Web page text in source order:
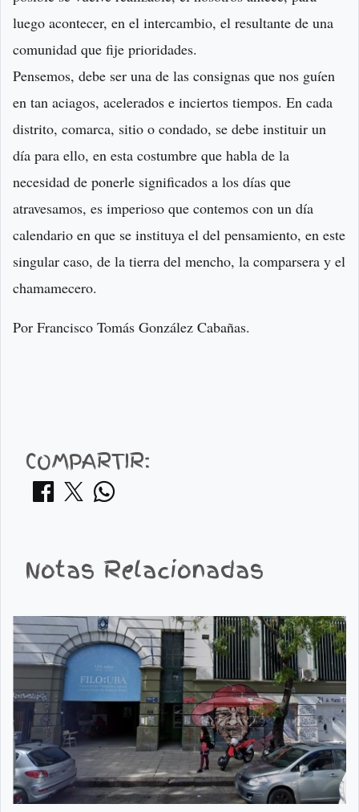
luego acontecer, en el intercambio, el resultante de una
comunidad que fije prioridades.
Pensemos, debe ser una de las consignas que nos guíen
en tan aciagos, acelerados e inciertos tiempos. En cada
distrito, comarca, sitio o condado, se debe instituir un
día para ello, en esta costumbre que habla de la
necesidad de ponerle significados a los días que
atravesamos, es imperioso que contemos con un día
calendario en que se instituya el del pensamiento, en este
singular caso, de la tierra del mencho, la comparsera y el
chamamecero.
Por Francisco Tomás González Cabañas.
COMPARTIR:
Notas Relacionadas